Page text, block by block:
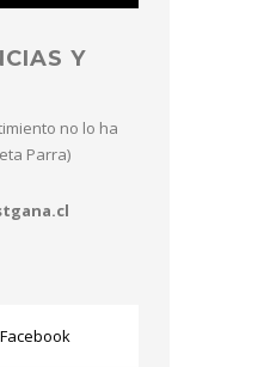
Y
no lo ha
Parra)